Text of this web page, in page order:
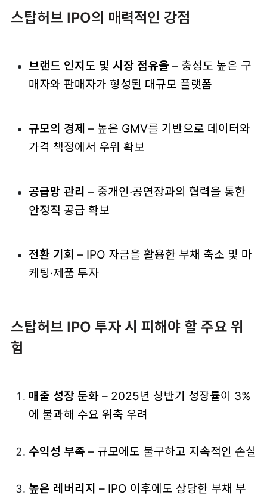
스탑허브 IPO의 매력적인 강점
브랜드 인지도 및 시장 점유율 – 충성도 높은 구
매자와 판매자가 형성된 대규모 플랫폼
규모의 경제 – 높은 GMV를 기반으로 데이터와
가격 책정에서 우위 확보
공급망 관리 – 중개인·공연장과의 협력을 통한
안정적 공급 확보
전환 기회 – IPO 자금을 활용한 부채 축소 및 마
케팅·제품 투자
스탑허브 IPO 투자 시 피해야 할 주요 위
험
매출 성장 둔화– 2025년 상반기 성장률이 3%
에 불과해 수요 위축 우려
수익성 부족 – 규모에도 불구하고 지속적인 손실
높은 레버리지 – IPO 이후에도 상당한 부채 부